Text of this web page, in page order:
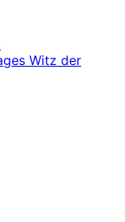
Witz der